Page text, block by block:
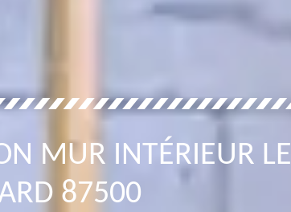
MUR INTÉRIEUR LE
87500